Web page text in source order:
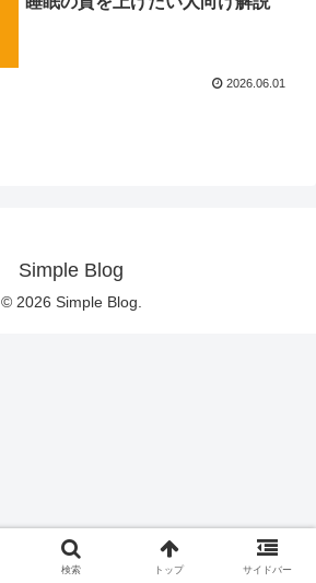
2026.06.01
Simple Blog
© 2026 Simple Blog.
検索 トップ サイドバー